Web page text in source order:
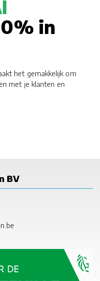
in
het gemakkelijk om
met je klanten en
BV